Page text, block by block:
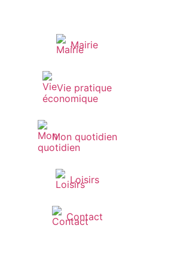
Mairie
Vie pratique
Mon quotidien
Loisirs
Contact